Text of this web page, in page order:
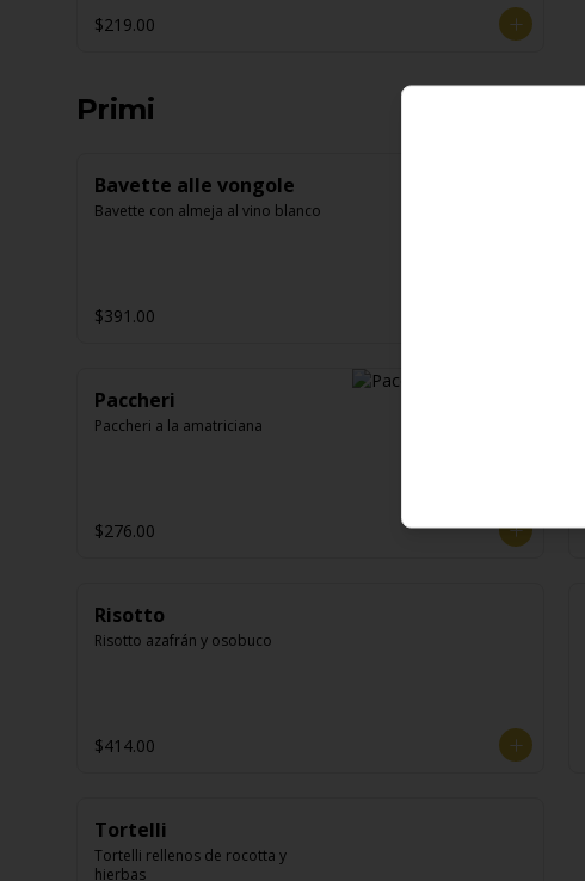
$219.00
Primi
Bavette alle vongole
Bavette con almeja al vino blanco
$391.00
Paccheri
Paccheri a la amatriciana
$276.00
Risotto
Risotto azafrán y osobuco
$414.00
Tortelli
Tortelli rellenos de rocotta y
hierbas